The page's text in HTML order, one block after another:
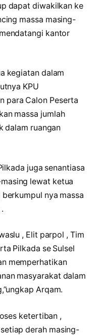
dapat diwakilkan ke
massa masing-
kantor
kegiatan dalam
KPU
para Calon Peserta
massa jumlah
dalam ruangan
juga senantiasa
lewat ketua
nya massa
, Elit parpol , Tim
Pilkada se Sulsel
memperhatikan
masyarakat dalam
Arqam.
ketertiban ,
derah masing-